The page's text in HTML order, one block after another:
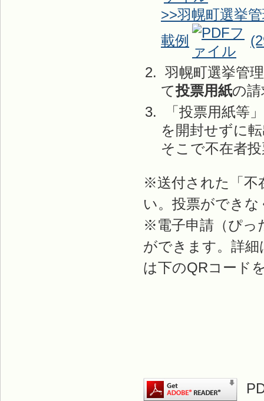
>>羽幌町選挙
載例
羽幌町選挙管
て投票用紙の
「投票用紙等
を開封せずに
そこで不在者
※送付された「不
い。投票ができ
※電子申請（ぴっ
ができます。詳細
は下のQRコード